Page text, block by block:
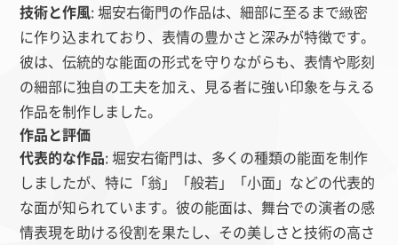
技術と作風: 堀安右衛門の作品は、細部に至るまで緻密
に作り込まれており、表情の豊かさと深みが特徴です。
彼は、伝統的な能面の形式を守りながらも、表情や彫刻
の細部に独自の工夫を加え、見る者に強い印象を与える
作品を制作しました。
作品と評価
代表的な作品: 堀安右衛門は、多くの種類の能面を制作
しましたが、特に「翁」「般若」「小面」などの代表的
な面が知られています。彼の能面は、舞台での演者の感
情表現を助ける役割を果たし、その美しさと技術の高さ